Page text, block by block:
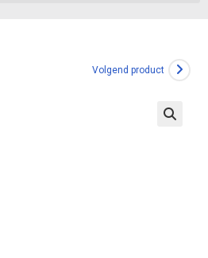
Volgend product